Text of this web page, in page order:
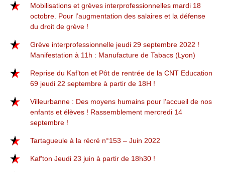
Mobilisations et grèves interprofessionnelles mardi 18
octobre. Pour l’augmentation des salaires et la défense
du droit de grève !
Grève interprofessionnelle jeudi 29 septembre 2022 !
Manifestation à 11h : Manufacture de Tabacs (Lyon)
Reprise du Kaf’ton et Pôt de rentrée de la CNT Education
69 jeudi 22 septembre à partir de 18H !
Villeurbanne : Des moyens humains pour l’accueil de nos
enfants et élèves ! Rassemblement mercredi 14
septembre !
Tartagueule à la récré n°153 – Juin 2022
Kaf’ton Jeudi 23 juin à partir de 18h30 !